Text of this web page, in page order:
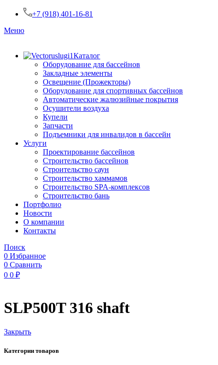
+7 (918) 401-16-81
Меню
Каталог
Оборудование для бассейнов
Закладные элементы
Освещение (Прожекторы)
Оборудование для спортивных бассейнов
Автоматические жалюзийные покрытия
Осушители воздуха
Купели
Запчасти
Подъемники для инвалидов в бассейн
Услуги
Проектирование бассейнов
Строительство бассейнов
Строительство саун
Строительство хаммамов
Строительство SPA-комплексов
Строительство бань
Портфолио
Новости
O компании
Контакты
Поиск
0 Избранное
0 Сравнить
0 0 ₽
SLP500T 316 shaft
Закрыть
Категории товаров